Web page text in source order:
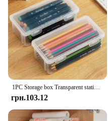
1PC Storage box Transparent stationery pen Children's crayon pen bag Desktop storage and clutter
грн.103.12